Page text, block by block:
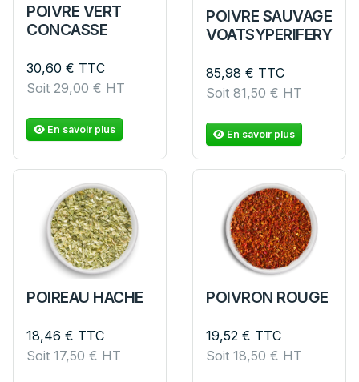
POIVRE VERT
CONCASSE
30,60 € TTC
Soit 29,00 € HT
En savoir plus
POIVRE SAUVAGE
VOATSYPERIFERY
85,98 € TTC
Soit 81,50 € HT
En savoir plus
POIREAU HACHE
18,46 € TTC
Soit 17,50 € HT
POIVRON ROUGE
19,52 € TTC
Soit 18,50 € HT